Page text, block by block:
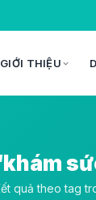
GIỚI THIỆU
quả theo tag